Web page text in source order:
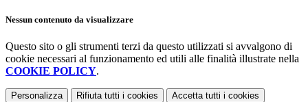
Nessun contenuto da visualizzare
Questo sito o gli strumenti terzi da questo utilizzati si avvalgono di
cookie necessari al funzionamento ed utili alle finalità illustrate nella
COOKIE POLICY.
Personalizza Rifiuta tutti i cookies Accetta tutti i cookies